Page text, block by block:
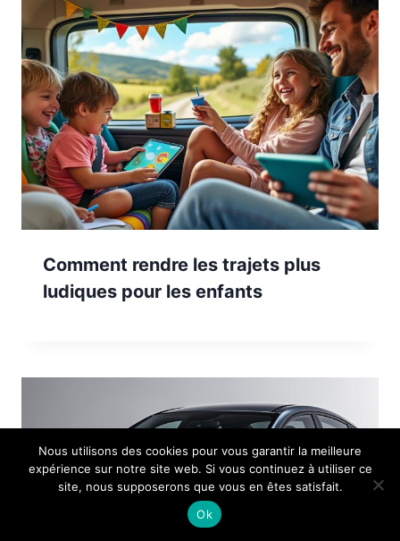
Comment rendre les trajets plus
ludiques pour les enfants
Nous utilisons des cookies pour vous garantir la meilleure
expérience sur notre site web. Si vous continuez à utiliser ce
site, nous supposerons que vous en êtes satisfait.
Ok